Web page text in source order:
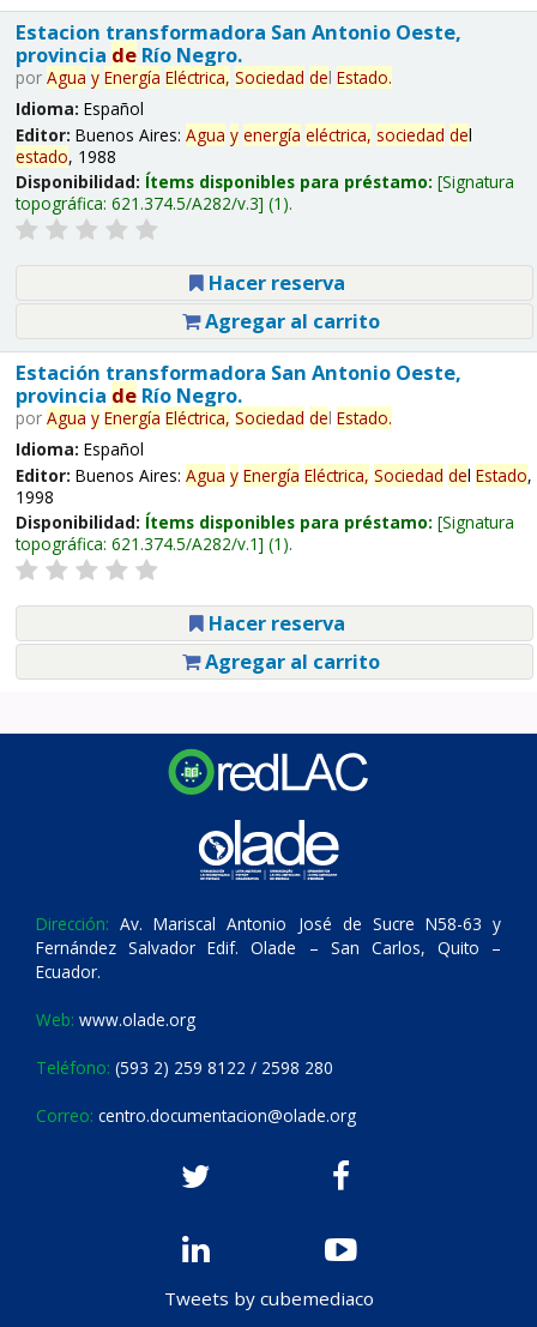
Estacion transformadora San Antonio Oeste,
provincia deRío Negro.
por Agua y Energía Eléctrica, Sociedad del Estado.
Idioma: Español
Editor: Buenos Aires: Agua y energía eléctrica, sociedad del
estado, 1988
Disponibilidad: Ítems disponibles para préstamo: Signatura
topográfica: 621.374.5/A282/v.3 (1).
Hacer reserva
Agregar al carrito
Estación transformadora San Antonio Oeste,
provincia deRío Negro.
por Agua y Energía Eléctrica, Sociedad del Estado.
Idioma: Español
Editor: Buenos Aires: Agua y Energía Eléctrica, Sociedad del Estado,
1998
Disponibilidad: Ítems disponibles para préstamo: Signatura
topográfica: 621.374.5/A282/v.1 (1).
Hacer reserva
Agregar al carrito
Dirección: Av. Mariscal Antonio José de Sucre N58-63 y
Fernández Salvador Edif. Olade – San Carlos, Quito –
Ecuador.
Web: www.olade.org
Teléfono: (593 2) 259 8122 / 2598 280
Correo: centro.documentacion@olade.org
Tweets by cubemediaco